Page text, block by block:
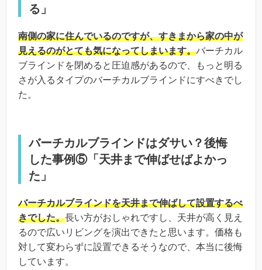
る」
南側の家に住んでいるのですが、すきまから家の中が
見えるのがとても気になってしまいます。バーチカル
ブラインドを閉めると圧迫感があるので、もっと明る
さが入るタイプのバーチカルブラインドにすべきでし
た。
バーチカルブラインドはダサい？後悔
した事例⑤「天井まで伸ばせばよかっ
た」
バーチカルブラインドを天井まで伸ばして設置するべ
きでした。長い方がおしゃれですし、天井が高く見え
るので広いリビングを演出できたと思います。価格も
対して変わらずに設置できるそうなので、本当に後悔
しています。